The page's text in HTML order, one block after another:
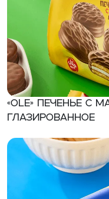
«OLE» Печенье с
глазированное